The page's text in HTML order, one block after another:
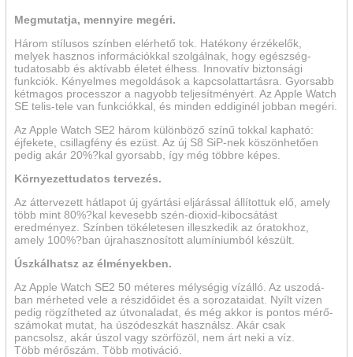
Megmutatja, mennyire megéri.
Három stílusos színben elérhető tok. Hatékony érzékelők,
melyek hasznos információkkal szolgálnak, hogy egészség­
tudatosabb és aktívabb életet élhess. Innovatív biztonsági
funkciók. Kényelmes megoldások a kapcsolat­tartásra. Gyorsabb
kétmagos processzor a nagyobb teljesítményért. Az Apple Watch
SE telis-tele van funkciókkal, és minden eddiginél jobban megéri.
Az Apple Watch SE2 három különböző színű tokkal kapható:
éjfekete, csillagfény és ezüst. Az új S8 SiP-nek köszönhetően
pedig akár 20%?kal gyorsabb, így még többre képes.
Környezettu­datos tervezés.
Az áttervezett hátlapot új gyártási eljárással állítottuk elő, amely
több mint 80%?kal kevesebb szén-dioxid-kibocsátást
eredményez. Színben tökéletesen illeszkedik az óra­tok­hoz,
amely 100%?ban újra­hasznosított alu­míniumból készült.
Úszkálhatsz az élményekben.
Az Apple Watch SE2 50 méteres mélységig vízálló. Az uszo­dá­
ban mérheted vele a rész­időidet és a sorozataidat. Nyílt vízen
pedig rögzítheted az út­vonaladat, és még akkor is pontos mérő­
számokat mutat, ha úszó­deszkát használsz. Akár csak
pancsolsz, akár úszol vagy szörfözöl, nem árt neki a víz.
Több mérőszám. Több motiváció.